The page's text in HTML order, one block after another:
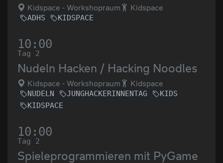
Kidspace - Workshopraum Kidspace
ADHS KIDSPACE
10:00
Tag 2
Nudeln Hacken / Hacking Noodles
Kidspace - Workshopraum Kidspace
NUDELN JUNGHACKERINNENTAG
KIDS
KIDSPACE
10:00
Tag 2
Spieleprogrammieren mit PyGame